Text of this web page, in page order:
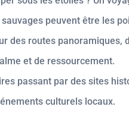
peuvent être les
des routes
et de ressourcement.
passant par des sites
culturels locaux.